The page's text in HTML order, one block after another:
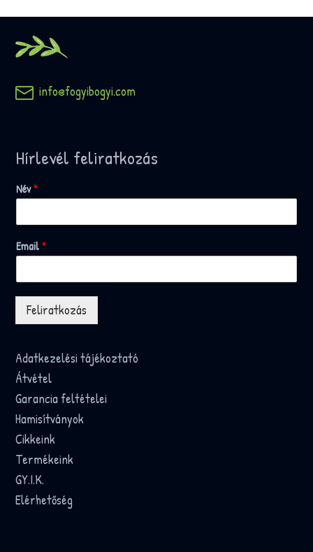
info@fogyibogyi.com
Hírlevél feliratkozás
Név*
Email*
Feliratkozás
Adatkezelési tájékoztató
Átvétel
Garancia feltételei
Hamisítványok
Cikkeink
Termékeink
GY.I.K.
Elérhetőség